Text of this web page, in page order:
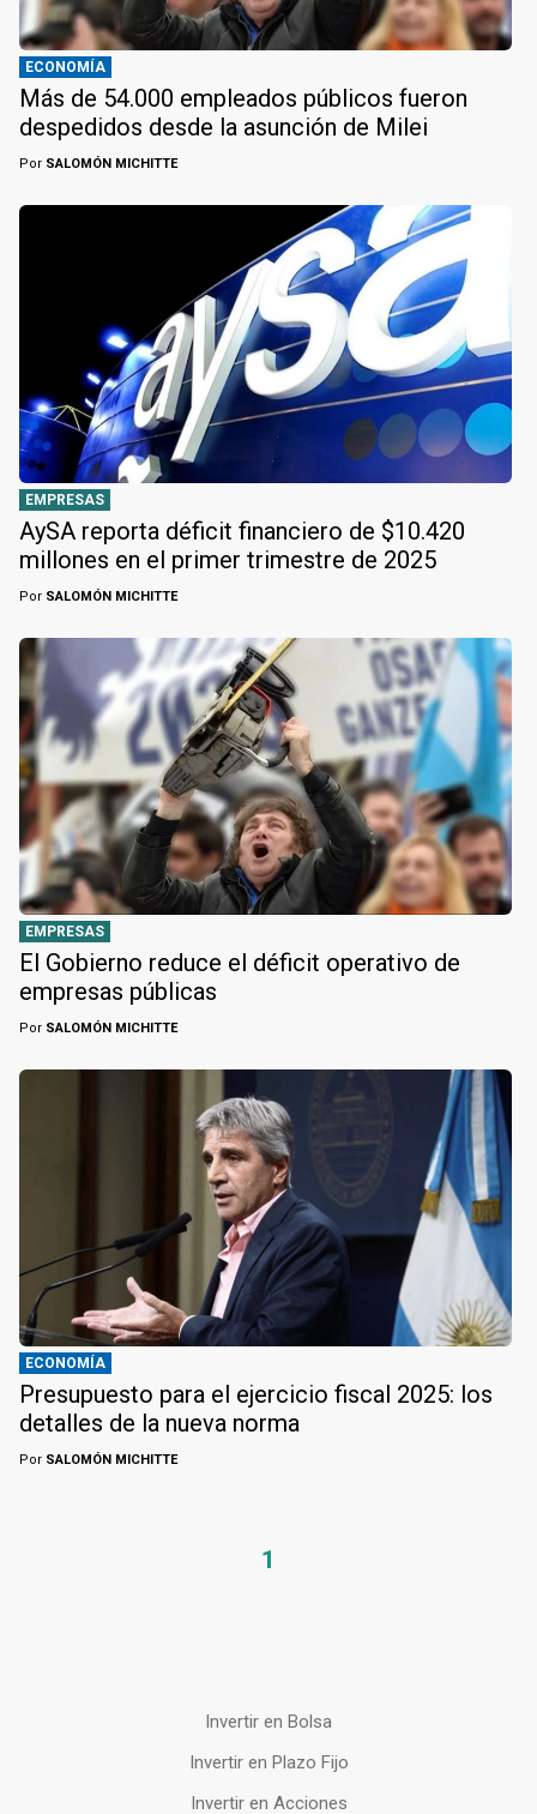
ECONOMÍA
Más de 54.000 empleados públicos fueron
despedidos desde la asunción de Milei
Por SALOMÓN MICHITTE
EMPRESAS
AySA reporta déficit financiero de $10.420
millones en el primer trimestre de 2025
Por SALOMÓN MICHITTE
EMPRESAS
El Gobierno reduce el déficit operativo de
empresas públicas
Por SALOMÓN MICHITTE
ECONOMÍA
Presupuesto para el ejercicio fiscal 2025: los
detalles de la nueva norma
Por SALOMÓN MICHITTE
1
Invertir en Bolsa
Invertir en Plazo Fijo
Invertir en Acciones